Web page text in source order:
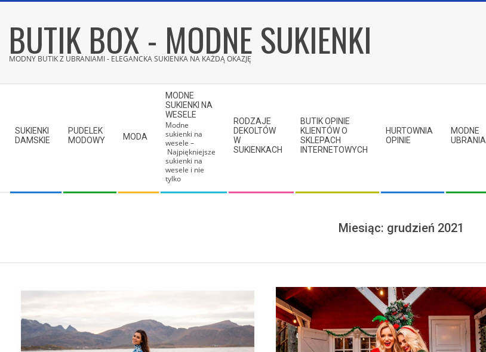
contentBUTIK BOX - MODNE SUKIENKI
MODNY BUTIK Z UBRANIAMI - ELEGANCKA SUKIENKA NA KAŻDĄ OKAZJĘ
SUKIENKI
DAMSKIE
PUDELEK
MODOWY
MODA
MODNE
SUKIENKI NA
WESELE
Modne
sukienki na
wesele –
Najpiękniejsze
sukienki na
wesele i nie
tylko
RODZAJE
DEKOLTÓW
W
SUKIENKACH
BUTIK OPINIE
KLIENTÓW O
SKLEPACH
INTERNETOWYCH
HURTOWNIA
OPINIE
MODNE
UBRANIA
Miesiąc: grudzień 2021